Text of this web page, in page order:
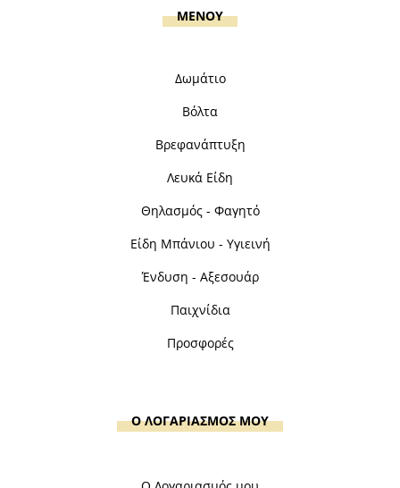
MENOY
Δωμάτιο
Βόλτα
Βρεφανάπτυξη
Λευκά Είδη
Θηλασμός - Φαγητό
Είδη Μπάνιου - Υγιεινή
Ένδυση - Αξεσουάρ
Παιχνίδια
Προσφορές
Ο ΛΟΓΑΡΙΑΣΜΟΣ ΜΟΥ